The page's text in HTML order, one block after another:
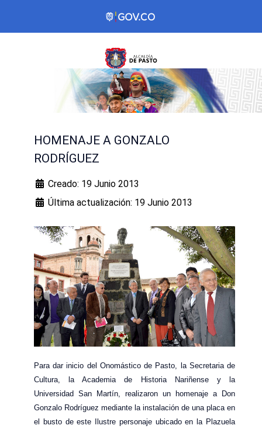
HOMENAJE A GONZALO
RODRÍGUEZ
Creado: 19 Junio 2013
Última actualización: 19 Junio 2013
Para dar inicio del Onomástico de Pasto, la Secretaria de
Cultura, la Academia de Historia Nariñense y la
Universidad San Martín, realizaron un homenaje a Don
Gonzalo Rodríguez mediante la instalación de una placa en
el busto de este Ilustre personaje ubicado en la Plazuela